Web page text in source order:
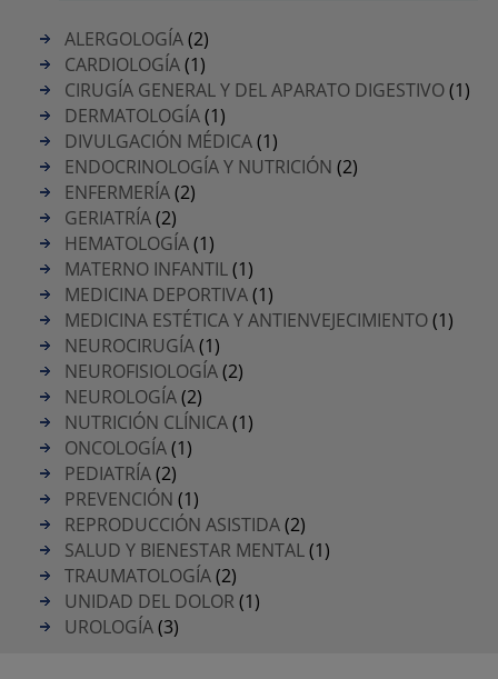
ALERGOLOGÍA(2)
CARDIOLOGÍA(1)
CIRUGÍA GENERAL Y DEL APARATO DIGESTIVO(1)
DERMATOLOGÍA(1)
DIVULGACIÓN MÉDICA(1)
ENDOCRINOLOGÍA Y NUTRICIÓN (2)
ENFERMERÍA(2)
GERIATRÍA(2)
HEMATOLOGÍA(1)
MATERNO INFANTIL(1)
MEDICINA DEPORTIVA(1)
MEDICINA ESTÉTICA Y ANTIENVEJECIMIENTO(1)
NEUROCIRUGÍA(1)
NEUROFISIOLOGÍA(2)
NEUROLOGÍA(2)
NUTRICIÓN CLÍNICA(1)
ONCOLOGÍA(1)
PEDIATRÍA(2)
PREVENCIÓN (1)
REPRODUCCIÓN ASISTIDA(2)
SALUD Y BIENESTAR MENTAL(1)
TRAUMATOLOGÍA(2)
UNIDAD DEL DOLOR(1)
UROLOGÍA(3)